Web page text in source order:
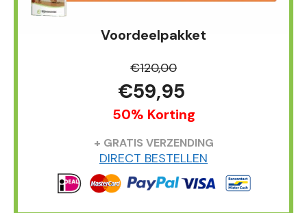
Voordeelpakket
€120,00
€59,95
50% Korting
+ GRATIS VERZENDING
DIRECT BESTELLEN